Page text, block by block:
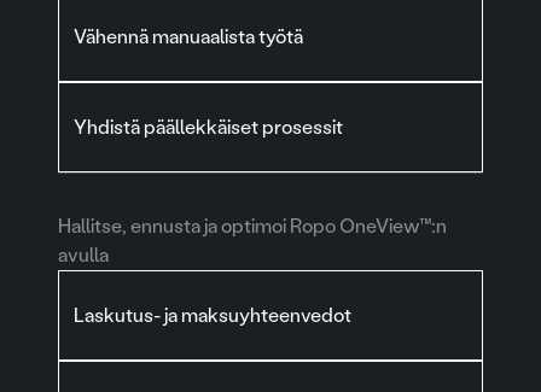
Vähennä manuaalista työtä
Yhdistä päällekkäiset prosessit
Hallitse, ennusta ja optimoi Ropo OneView™:n
avulla
Laskutus- ja maksuyhteenvedot